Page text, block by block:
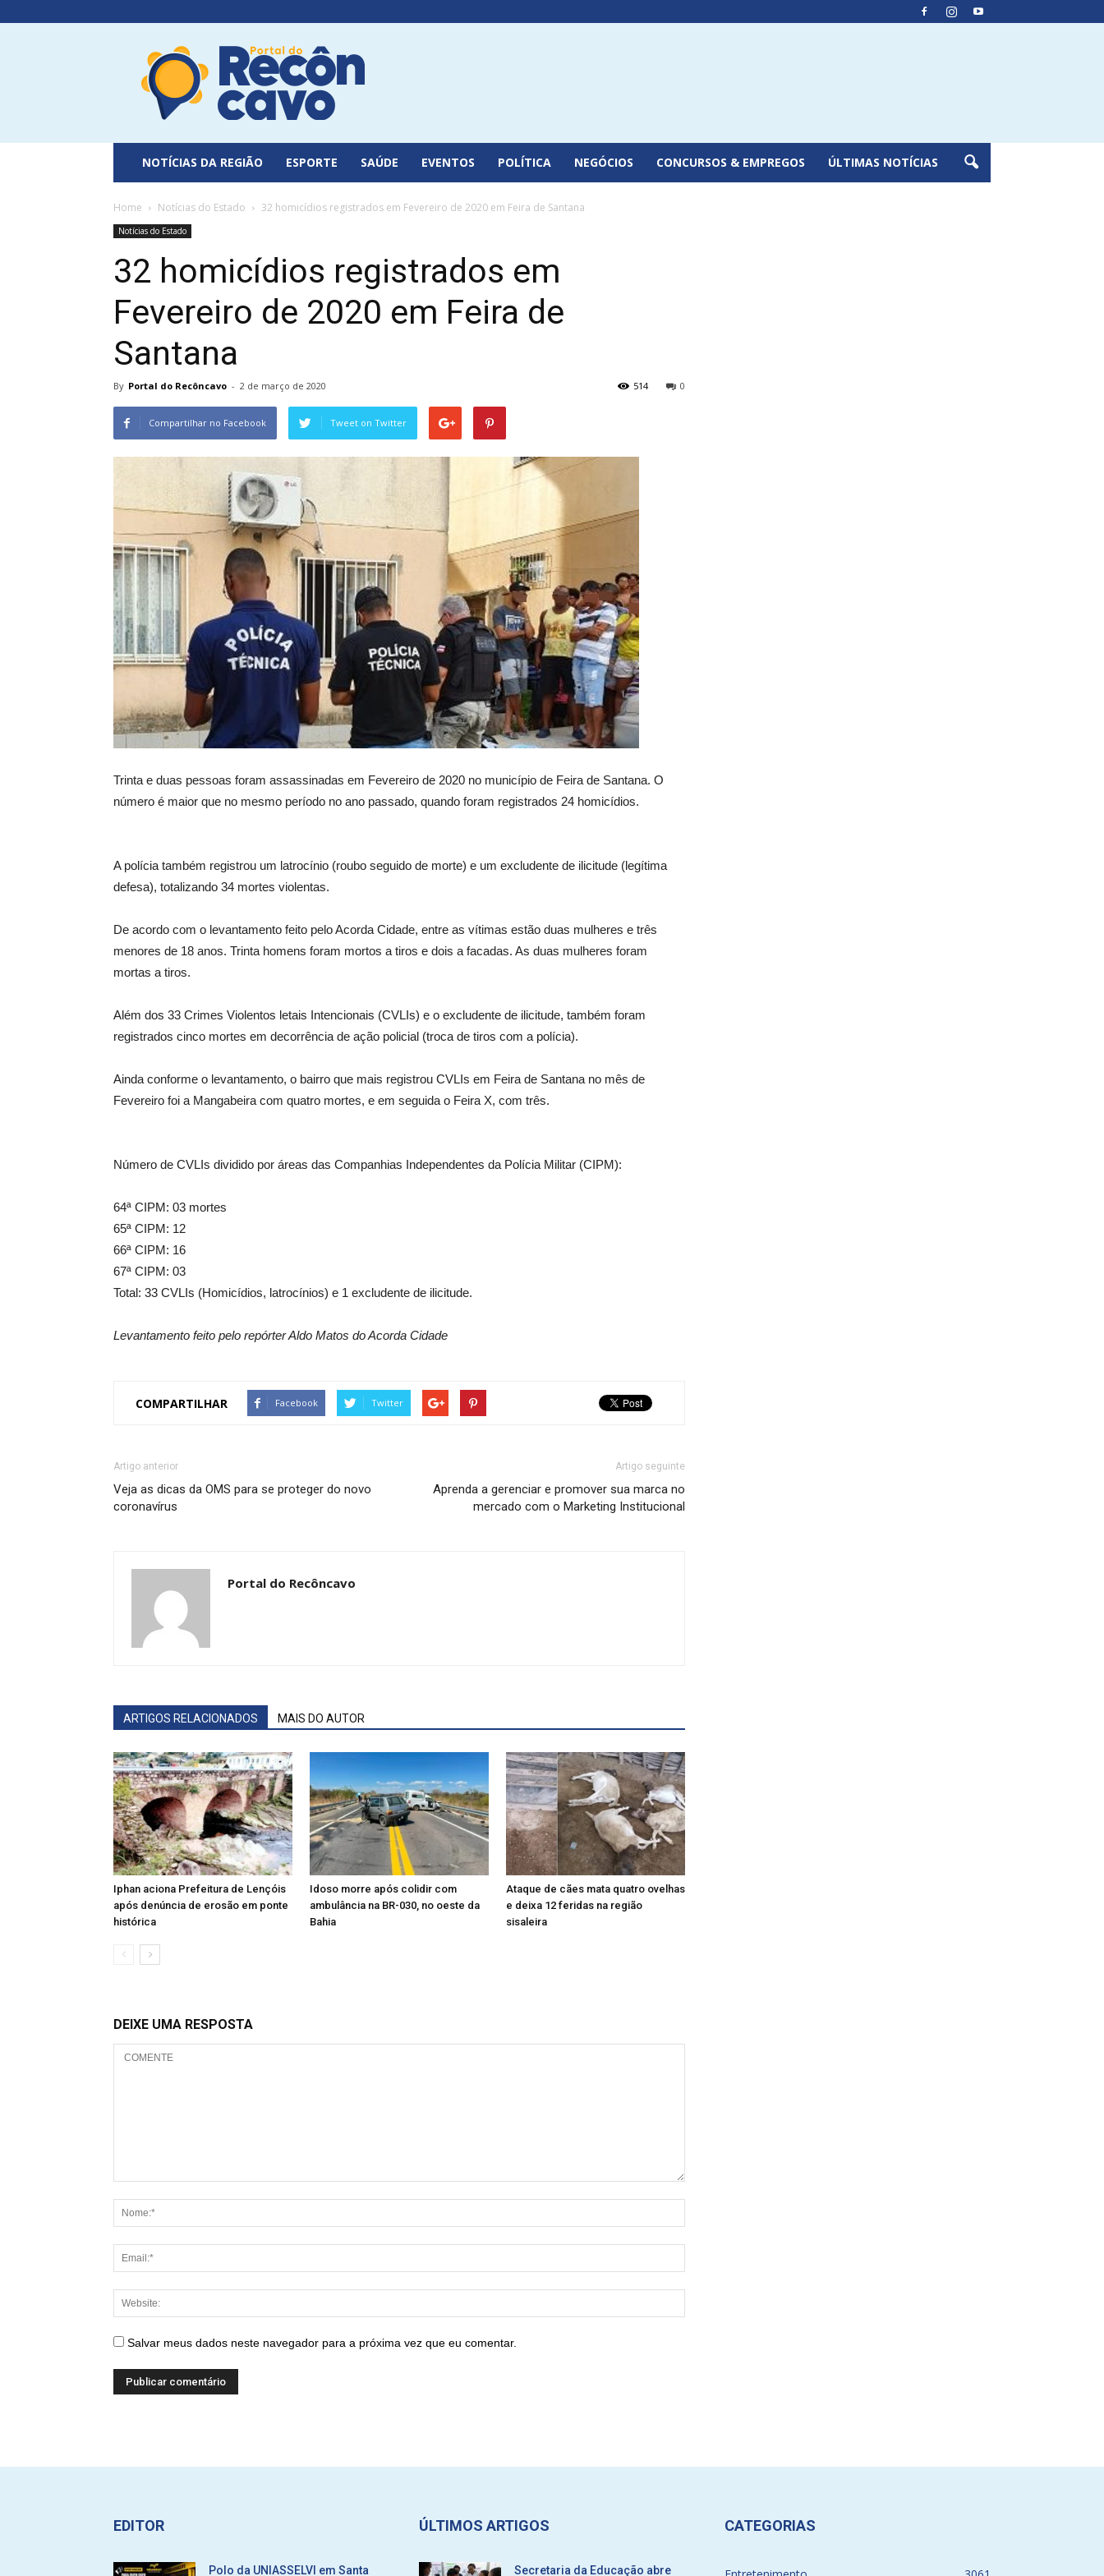
Portal
do
Recôncavo
NOTÍCIAS DA REGIÃO ESPORTE SAÚDE EVENTOS POLÍTICA NEGÓCIOS CONCURSOS & EMPREGOS ÚLTIMAS NOTÍCIAS
Home Notícias do Estado 32 homicídios registrados em Fevereiro de 2020 em Feira de Santana
Notícias do Estado
32 homicídios registrados em
Fevereiro de 2020 em Feira de
Santana
By Portal do Recôncavo - 2 de março de 2020 0
514
Compartilhar no Facebook Tweet on Twitter
Trinta e duas pessoas foram assassinadas em Fevereiro de 2020 no município de Feira de Santana. O
número é maior que no mesmo período no ano passado, quando foram registrados 24 homicídios.
A polícia também registrou um latrocínio (roubo seguido de morte) e um excludente de ilicitude (legítima
defesa), totalizando 34 mortes violentas.
De acordo com o levantamento feito pelo Acorda Cidade, entre as vítimas estão duas mulheres e três
menores de 18 anos. Trinta homens foram mortos a tiros e dois a facadas. As duas mulheres foram
mortas a tiros.
Além dos 33 Crimes Violentos letais Intencionais (CVLIs) e o excludente de ilicitude, também foram
registrados cinco mortes em decorrência de ação policial (troca de tiros com a polícia).
Ainda conforme o levantamento, o bairro que mais registrou CVLIs em Feira de Santana no mês de
Fevereiro foi a Mangabeira com quatro mortes, e em seguida o Feira X, com três.
Número de CVLIs dividido por áreas das Companhias Independentes da Polícia Militar (CIPM):
64ª CIPM: 03 mortes
65ª CIPM: 12
66ª CIPM: 16
67ª CIPM: 03
Total: 33 CVLIs (Homicídios, latrocínios) e 1 excludente de ilicitude.
Levantamento feito pelo repórter Aldo Matos do Acorda Cidade
COMPARTILHAR Facebook Twitter
Artigo anterior
Veja as dicas da OMS para se proteger do novo
coronavírus
Artigo seguinte
Aprenda a gerenciar e promover sua marca no
mercado com o Marketing Institucional
Portal do Recôncavo
ARTIGOS RELACIONADOS MAIS DO AUTOR
Iphan aciona Prefeitura de Lençóis
após denúncia de erosão em ponte
histórica
Idoso morre após colidir com
ambulância na BR-030, no oeste da
Bahia
Ataque de cães mata quatro ovelhas
e deixa 12 feridas na região
sisaleira
DEIXE UMA RESPOSTA
Salvar meus dados neste navegador para a próxima vez que eu comentar.
EDITOR
Polo da UNIASSELVI em Santa
ÚLTIMOS ARTIGOS
Secretaria da Educação abre
CATEGORIAS